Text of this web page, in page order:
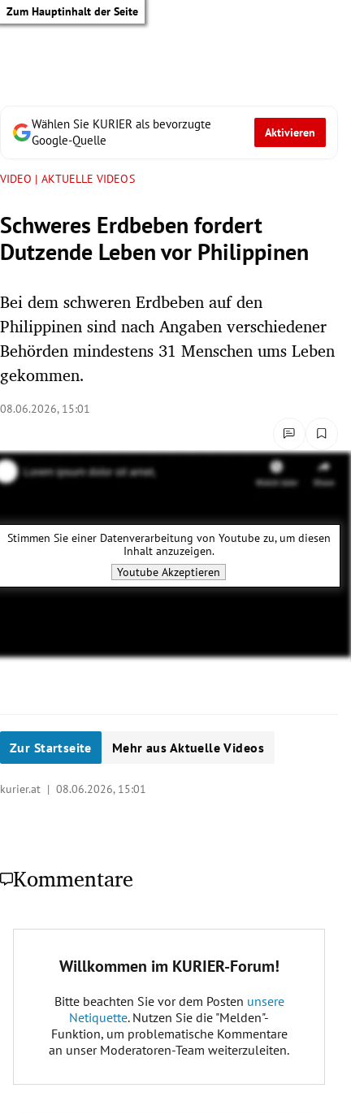
Zum Hauptinhalt der Seite
Untermenü
Untermenü
Untermenü
Untermenü
Untermenü
Untermenü
Wählen Sie KURIER als bevorzugte
Google-Quelle
Aktivieren
VIDEO | AKTUELLE VIDEOS
Schweres Erdbeben fordert
Dutzende Leben vor Philippinen
Bei dem schweren Erdbeben auf den
Philippinen sind nach Angaben verschiedener
Behörden mindestens 31 Menschen ums Leben
gekommen.
08.06.2026, 15:01
Stimmen Sie einer Datenverarbeitung von Youtubezu, um diesen
Inhalt anzuzeigen.
Youtube Akzeptieren
Zur Startseite Mehr aus Aktuelle Videos
kurier.at | 08.06.2026, 15:01
Kommentare